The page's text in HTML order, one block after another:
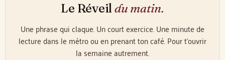
Le Réveil du matin.
Une phrase qui claque. Un court exercice. Une minute de
lecture dans le métro ou en prenant ton café. Pour t'ouvrir
la semaine autrement.